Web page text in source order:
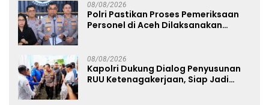
08/08/2026
Polri Pastikan Proses Pemeriksaan
Personel di Aceh Dilaksanakan
08/08/2026
Kapolri Dukung Dialog Penyusunan
RUU Ketenagakerjaan, Siap Jadi